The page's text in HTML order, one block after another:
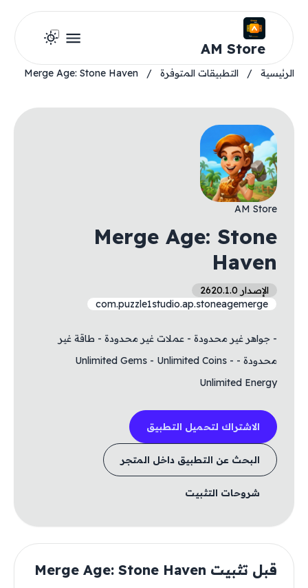
AM Store
الرئيسية / التطبيقات المتوفرة /
Merge Age: Stone Haven
AM Store
Merge Age: Stone
Haven
الإصدار 2620.1.0
com.puzzle1studio.ap.stoneagemerge
- جواهر غير محدودة - عملات غير محدودة - طاقة غير
محدودة - Unlimited Gems - Unlimited Coins -
Unlimited Energy
الاشتراك لتحميل التطبيق
البحث عن التطبيق داخل المتجر
شروحات التثبيت
قبل تثبيت Merge Age: Stone Haven